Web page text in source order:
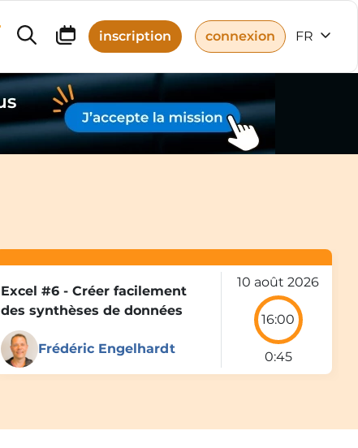
inscription connexion FR
Excel #6 - Créer facilement
des synthèses de données
Frédéric Engelhardt
10 août 2026
16:00
0:45